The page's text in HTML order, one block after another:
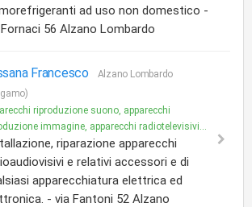
ad uso non domestico -
56 Alzano Lombardo
Francesco
Alzano Lombardo
riproduzione suono, apparecchi
immagine, apparecchi radiotelevisivi...
riparazione apparecchi
e relativi accessori e di
apparecchiatura elettrica ed
- via Fantoni 52 Alzano